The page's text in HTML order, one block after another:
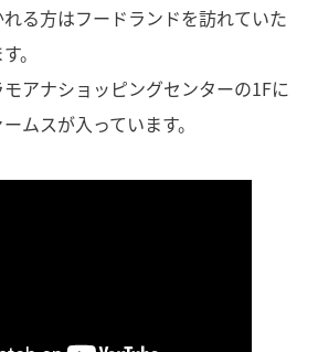
る方はフードランドを訪れていた
。
アナショッピングセンターの1Fに
ムスが入っています。